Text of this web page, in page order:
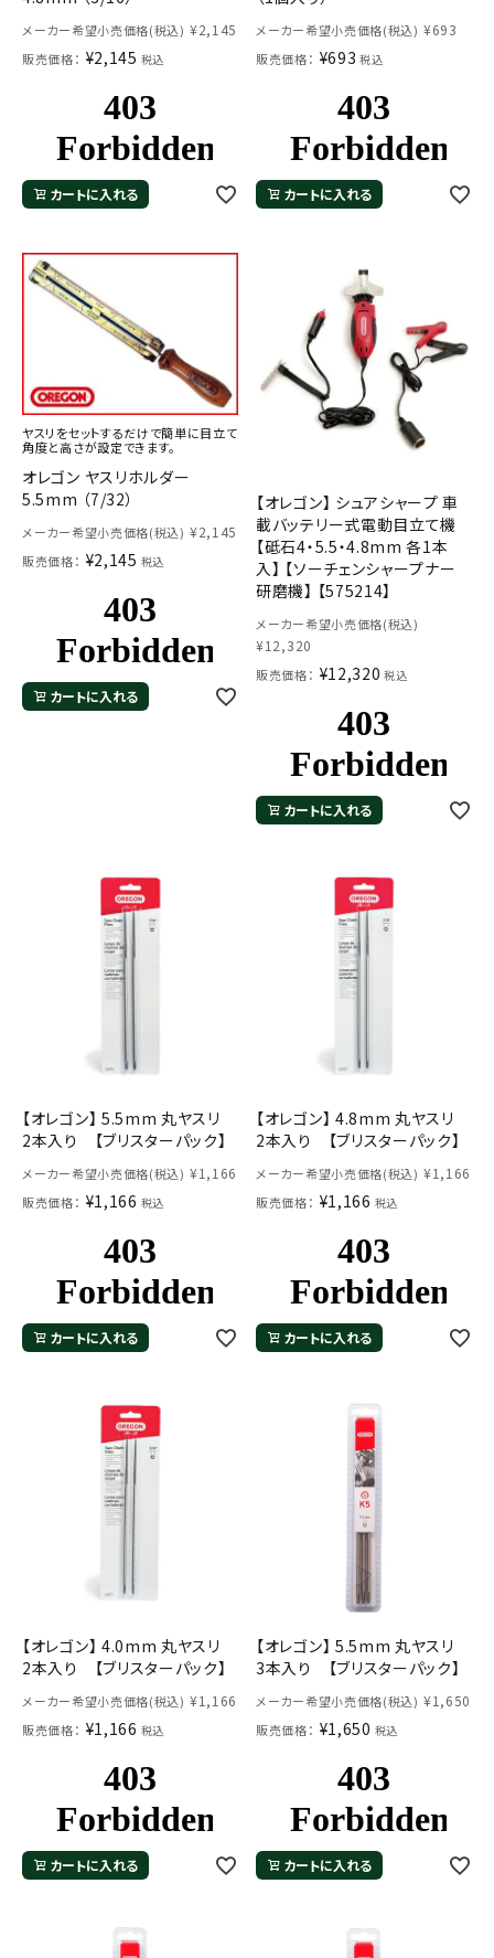
メーカー希望小売価格(税込) ¥2,145
販売価格： ¥2,145 税込
カートに入れる
メーカー希望小売価格(税込) ¥693
販売価格： ¥693 税込
カートに入れる
ヤスリをセットするだけで簡単に目立て
角度と高さが設定できます。
オレゴン ヤスリホルダー
5.5mm （7/32）
メーカー希望小売価格(税込) ¥2,145
販売価格： ¥2,145 税込
カートに入れる
【オレゴン】 シュアシャープ 車
載バッテリー式電動目立て機
【砥石4・5.5・4.8mm 各1本
入】 【ソーチェンシャープナー
研磨機】 【575214】
メーカー希望小売価格(税込)
¥12,320
販売価格： ¥12,320 税込
カートに入れる
【オレゴン】 5.5mm 丸ヤスリ
2本入り 【ブリスターパック】
メーカー希望小売価格(税込) ¥1,166
販売価格： ¥1,166 税込
カートに入れる
【オレゴン】 4.8mm 丸ヤスリ
2本入り 【ブリスターパック】
メーカー希望小売価格(税込) ¥1,166
販売価格： ¥1,166 税込
カートに入れる
【オレゴン】 4.0mm 丸ヤスリ
2本入り 【ブリスターパック】
メーカー希望小売価格(税込) ¥1,166
販売価格： ¥1,166 税込
カートに入れる
【オレゴン】 5.5mm 丸ヤスリ
3本入り 【ブリスターパック】
メーカー希望小売価格(税込) ¥1,650
販売価格： ¥1,650 税込
カートに入れる